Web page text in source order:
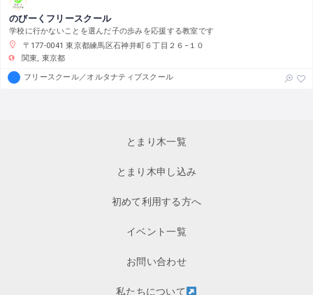
のびーくフリースクール
学校に行かないことを選んだ子の歩みを応援する教室です
〒177-0041 東京都練馬区石神井町６丁目２６−１０
関東
東京都
フリースクール／オルタナティブスクール
とまり木一覧
とまり木申し込み
初めて利用する方へ
イベント一覧
お問い合わせ
私たちについて